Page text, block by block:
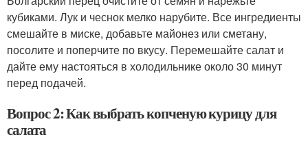
кубиками. Лук и чеснок мелко нарубите. Все ингредиенты
смешайте в миске, добавьте майонез или сметану,
посолите и поперчите по вкусу. Перемешайте салат и
дайте ему настояться в холодильнике около 30 минут
перед подачей.
Вопрос 2: Как выбрать копченую курицу для
салата